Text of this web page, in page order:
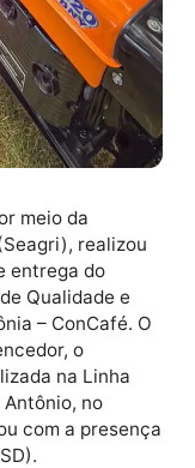
por meio da
(Seagri),
de entrega do